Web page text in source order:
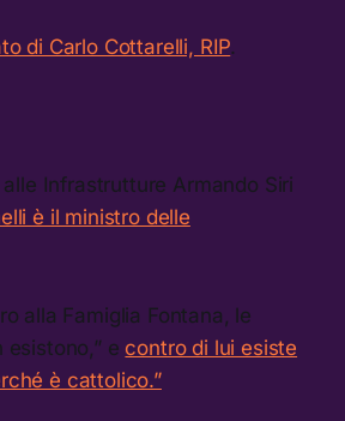
di Carlo Cottarelli, RIP.
Infrastrutture Armando Siri
è il ministro delle
alla Famiglia Fontana, le
esistono,” e contro di lui esiste
è cattolico.”